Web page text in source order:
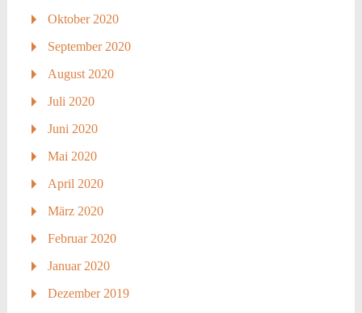
Oktober 2020
September 2020
August 2020
Juli 2020
Juni 2020
Mai 2020
April 2020
März 2020
Februar 2020
Januar 2020
Dezember 2019